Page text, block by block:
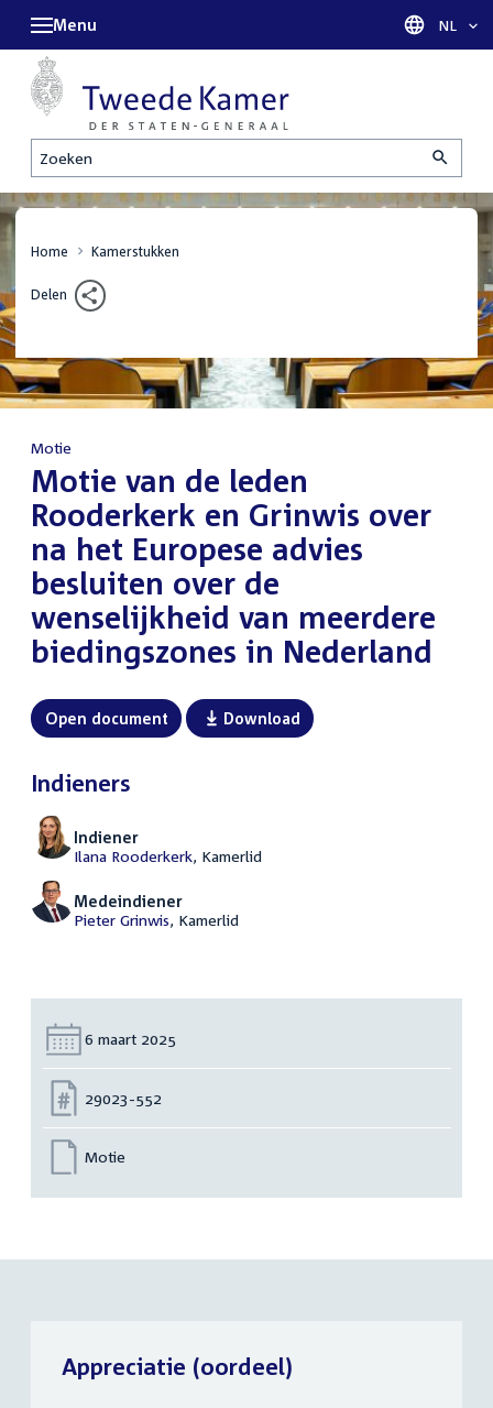
Zoeken
Menu Taal
NL
Home Kamerstukken
Delen
Motie
:Motie van de leden
Rooderkerk en Grinwis over
na het Europese advies
besluiten over de
wenselijkheid van meerdere
biedingszones in Nederland
Open document Download
Indieners
Indiener
Ilana Rooderkerk, Kamerlid
Medeindiener
Pieter Grinwis, Kamerlid
Datum:
6 maart 2025
Nummer:
29023-552
Motie
Appreciatie (oordeel)